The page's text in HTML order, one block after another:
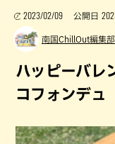
2023/02/09 公開日
南国ChillOut編集部
ハッピーバレ
コフォンデュ